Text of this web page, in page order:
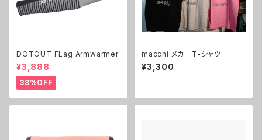
DOTOUT FLag Armwarmer
¥3,888
38%OFF
macchi メカ T-シャツ
¥3,300